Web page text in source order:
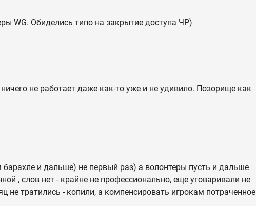
WG. Обиделись типо на закрытие доступа ЧР)
не работает даже как-то уже и не удивило. Позорище как
и дальше) не первый раз) а волонтеры пусть и дальше
, слов нет - крайне не профессионально, еще уговаривали не
не тратились - копили, а компенсировать игрокам потраченное